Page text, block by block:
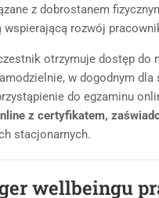
z dobrostanem
rozwój
otrzymuje dostęp do
w dogodnym
do egzaminu
z certyfikatem,
stacjonarnych.
wellbeingu